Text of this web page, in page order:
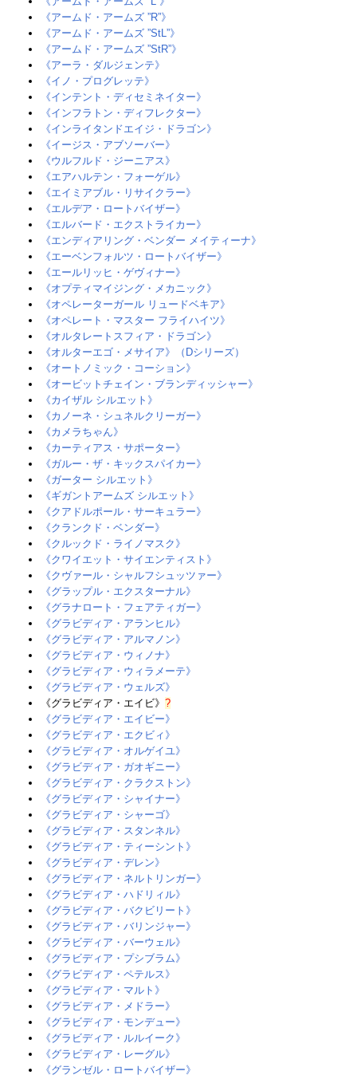
《アームド・アームズ ”R”》‎
《アームド・アームズ ”StL”》
《アームド・アームズ ”StR”》
《アーラ・ダルジェンテ》
《イノ・プログレッテ》
《インテント・ディセミネイター》
《インフラトン・ディフレクター》
《インライタンドエイジ・ドラゴン》‎
《イージス・アブソーバー》
《ウルフルド・ジーニアス》
《エアハルテン・フォーゲル》‎
《エイミアブル・リサイクラー》
《エルデア・ロートバイザー》‎
《エルバード・エクストライカー》
《エンディアリング・ベンダー メイティーナ》
《エーベンフォルツ・ロートバイザー》
《エールリッヒ・ゲヴィナー》
《オプティマイジング・メカニック》
《オペレーターガール リュードベキア》
《オペレート・マスター フライハイツ》‎
《オルタレートスフィア・ドラゴン》‎
《オルターエゴ・メサイア》（Dシリーズ）‎
《オートノミック・コーション》
《オービットチェイン・ブランディッシャー》
《カイザル シルエット》‎
《カノーネ・シュネルクリーガー》
《カメラちゃん》
《カーティアス・サポーター》‎
《ガルー・ザ・キックスパイカー》
《ガーター シルエット》‎
《ギガントアームズ シルエット》‎
《クアドルポール・サーキュラー》
《クランクド・ベンダー》
《クルックド・ライノマスク》
《クワイエット・サイエンティスト》
《クヴァール・シャルフシュッツァー》
《グラップル・エクスターナル》
《グラナロート・フェアティガー》
《グラビディア・アランヒル》‎
《グラビディア・アルマノン》‎
《グラビディア・ウィノナ》
《グラビディア・ウィラメーテ》‎
《グラビディア・ウェルズ》‎
《グラビディア・エイビ》‎ ?
《グラビディア・エイビー》‎
《グラビディア・エクビィ》‎
《グラビディア・オルゲイユ》‎
《グラビディア・ガオギニー》‎
《グラビディア・クラクストン》‎
《グラビディア・シャイナー》
《グラビディア・シャーゴ》‎
《グラビディア・スタンネル》‎
《グラビディア・ティーシント》
《グラビディア・デレン》‎
《グラビディア・ネルトリンガー》‎
《グラビディア・ハドリィル》
《グラビディア・バクビリート》
《グラビディア・バリンジャー》‎
《グラビディア・バーウェル》
《グラビディア・プシブラム》‎
《グラビディア・ペテルス》
《グラビディア・マルト》
《グラビディア・メドラー》‎
《グラビディア・モンデュー》‎
《グラビディア・ルルイーク》‎
《グラビディア・レーグル》‎
《グランゼル・ロートバイザー》‎